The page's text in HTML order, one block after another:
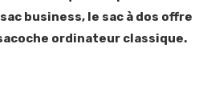
business, le sac à dos offre
ordinateur classique.